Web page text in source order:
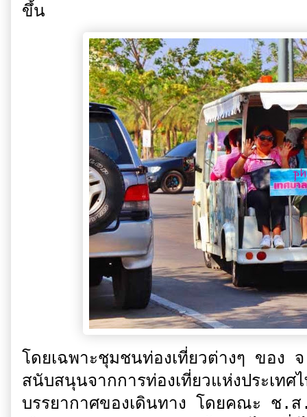
ขึ้น
โดยเฉพาะชุมชนท่องเที่ยวต่างๆ ของ
สนับสนุนจากการท่องเที่ยวแห่งประเท
บรรยากาศของเดินทาง โดยคณะ ช